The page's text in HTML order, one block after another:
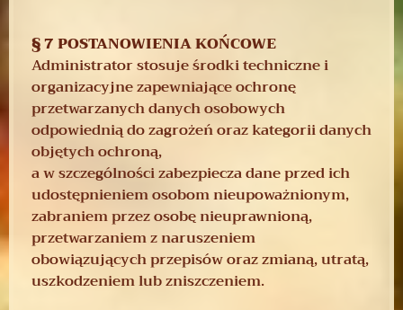
§ 7 POSTANOWIENIA KOŃCOWE
Administrator stosuje środki techniczne i
organizacyjne zapewniające ochronę
przetwarzanych danych osobowych
odpowiednią do zagrożeń oraz kategorii danych
objętych ochroną,
a w szczególności zabezpiecza dane przed ich
udostępnieniem osobom nieupoważnionym,
zabraniem przez osobę nieuprawnioną,
przetwarzaniem z naruszeniem
obowiązujących przepisów oraz zmianą, utratą,
uszkodzeniem lub zniszczeniem.